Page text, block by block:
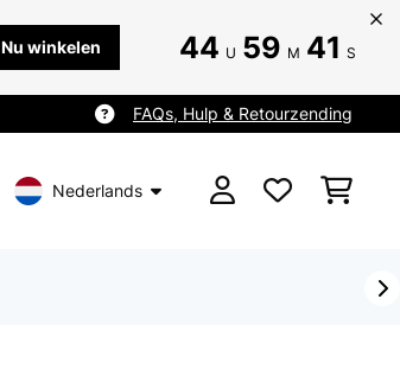
Nu winkelen 44 U 59 M 40 S
FAQs, Hulp & Retourzending
Nederlands